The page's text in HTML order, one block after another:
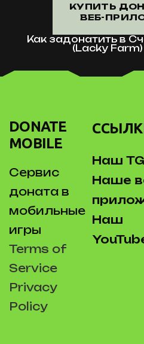
КУПИТЬ
ВЕБ-
Как задонатить в
(Lacky
DONATE
MOBILE
Сервис
доната в
мобильные
игры
Terms of
Service
Privacy
Policy
Наш
Наше
Наш